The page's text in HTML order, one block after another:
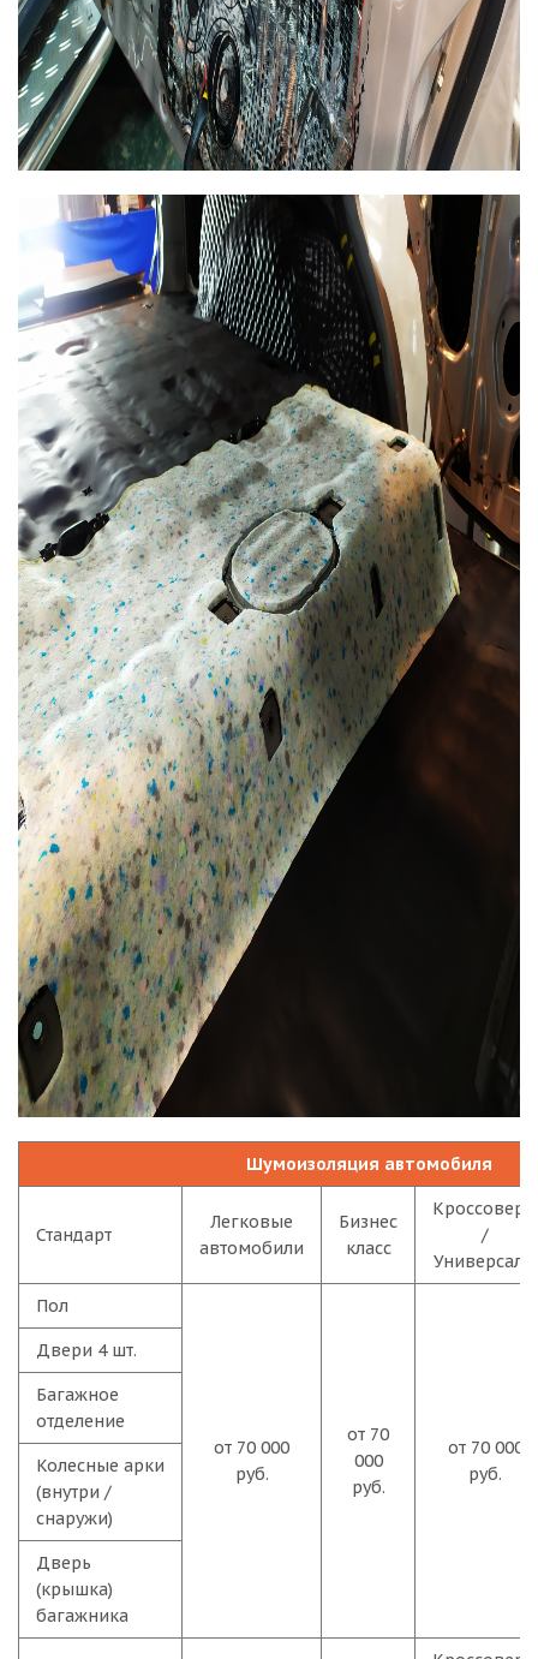
Шумоизоляция автомобиля
Стандарт
Легковые
автомобили
Бизнес
класс
Кроссоверы
/
Универсалы
Пол
от 70 000
руб.
от 70
000
руб.
от 70 000
руб.
Двери 4 шт.
Багажное
отделение
Колесные арки
(внутри /
снаружи)
Дверь
(крышка)
багажника